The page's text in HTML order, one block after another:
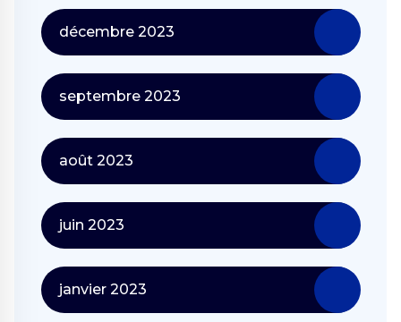
décembre 2023
septembre 2023
août 2023
juin 2023
janvier 2023